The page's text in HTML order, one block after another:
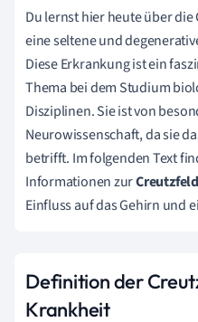
Du lernst hier heute über
eine seltene und
Diese Erkrankung ist ein
Thema bei dem Studium
Disziplinen. Sie ist von
Neurowissenschaft, da sie
betrifft. Im folgenden Text
Informationen zur
Einfluss auf das Gehirn und
Definition der
Krankheit